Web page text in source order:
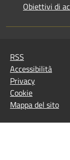
Obiettivi di
RSS
Accessibilità
Privacy
Cookie
Mappa del sito